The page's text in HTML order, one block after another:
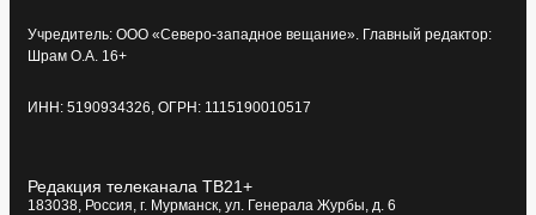
Учредитель: ООО «Северо-западное вещание». Главный редактор:
Шрам О.А. 16+
ИНН: 5190934326, ОГРН: 1115190010517
Редакция телеканала ТВ21+
183038, Россия, г. Мурманск, ул. Генерала Журбы, д. 6